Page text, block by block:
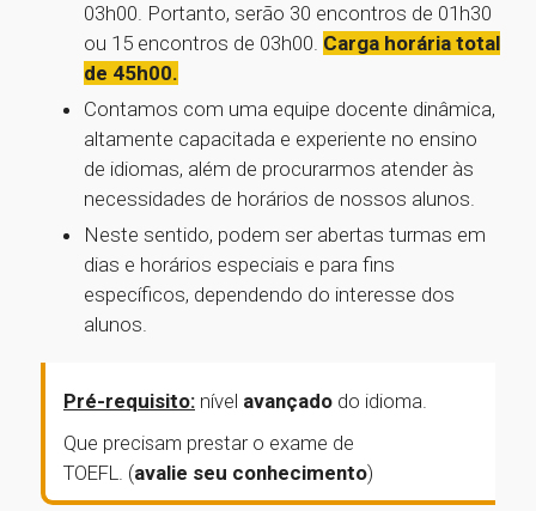
03h00. Portanto, serão 30 encontros de 01h30
ou 15 encontros de 03h00. Carga horária total
de 45h00.
Contamos com uma equipe docente dinâmica,
altamente capacitada e experiente no ensino
de idiomas, além de procurarmos atender às
necessidades de horários de nossos alunos.
Neste sentido, podem ser abertas turmas em
dias e horários especiais e para fins
específicos, dependendo do interesse dos
alunos.
Pré-requisito: nível avançado do idioma.
Que precisam prestar o exame de
TOEFL. (avalie seu conhecimento)